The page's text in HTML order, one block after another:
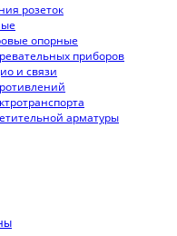
розеток
опорные
приборов
и связи
арматуры